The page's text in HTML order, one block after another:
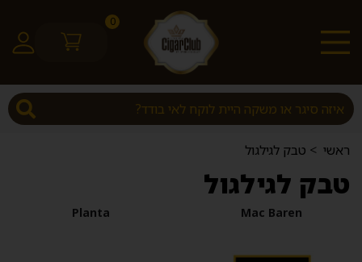
0
ראשי > טבק לגילגול
טבק לגילגול
Planta Mac Baren